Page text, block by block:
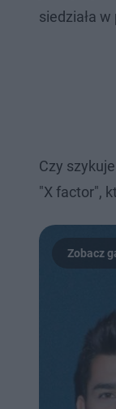
siedziała
Czy
"X factor",